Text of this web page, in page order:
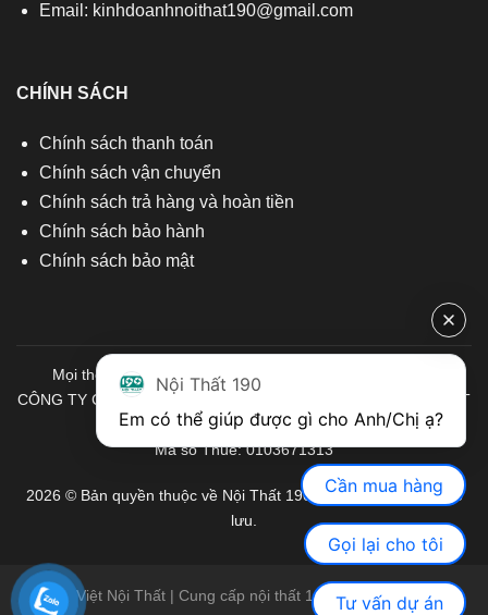
Email: kinhdoanhnoithat190@gmail.com
CHÍNH SÁCH
Chính sách thanh toán
Chính sách vận chuyển
Chính sách trả hàng và hoàn tiền
Chính sách bảo hành
Chính sách bảo mật
Mọi thông tin quý khách hàng vui lòng liên hệ chúng tôi:
CÔNG TY CỔ PHẦN ĐẦU TƯ THƯƠNG MẠI VÀ SẢN XUẤT VIỆT
NỘI THẤT
Mã số Thuế: 0103671313
2026 © Bản quyền thuộc về Nội Thất 190. Mọi quyền được bảo
lưu.
Việt Nội Thất | Cung cấp nội thất 190 chính hãng
Nội Thất 190
Cần mua hàng
Gọi lại cho tôi
Tư vấn dự án